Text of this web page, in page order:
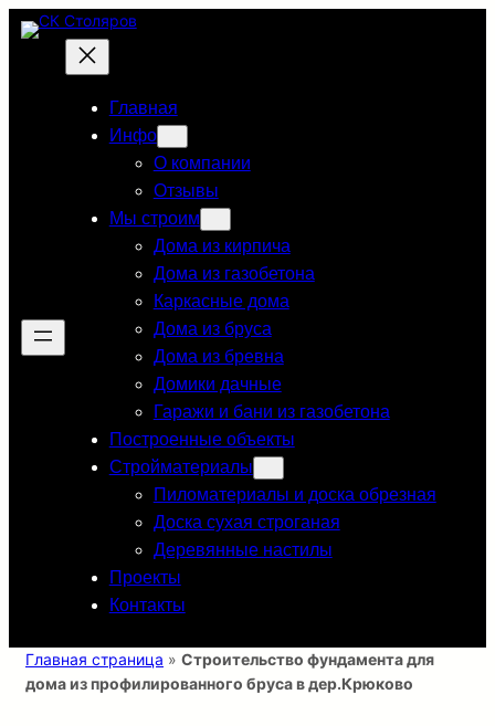
Перейти
содержимому
Главная
Инфо
О компании
Отзывы
Мы строим
Дома из кирпича
Дома из газобетона
Каркасные дома
Дома из бруса
Дома из бревна
Домики дачные
Гаражи и бани из газобетона
Построенные объекты
Стройматериалы
Пиломатериалы и доска обрезная
Доска сухая строганая
Деревянные настилы
Проекты
Контакты
Главная страница » Строительство фундамента для
дома из профилированного бруса в дер.Крюково